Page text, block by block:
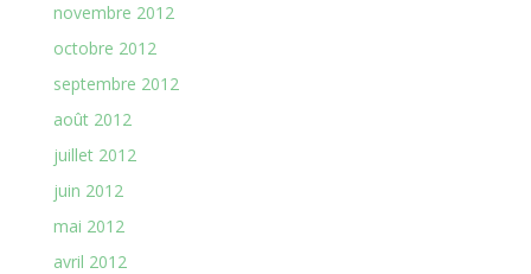
novembre 2012
octobre 2012
septembre 2012
août 2012
juillet 2012
juin 2012
mai 2012
avril 2012